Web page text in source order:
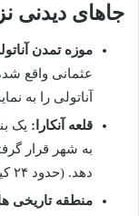
جاهای دیدنی
موزه تمدن
عثمانی واقع
آناتولی را به نمایش
قلعه آنکارا: یک
به شهر قرار
دهد. (حدود ۲۴ کیلومتر)
منطقه تاریخی